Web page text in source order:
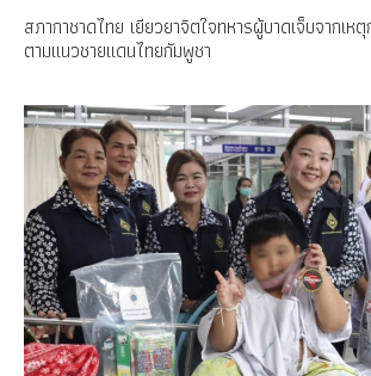
สภากาชาดไทย เยียวยาจิตใจทหารผู้บาดเจ็บจากเ
ตามแนวชายแดนไทยกัมพูชา